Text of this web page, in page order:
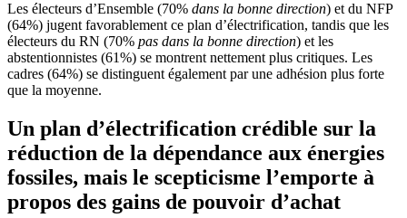
Les électeurs d’Ensemble (70% dans la bonne direction) et du NFP
(64%) jugent favorablement ce plan d’électrification, tandis que les
électeurs du RN (70% pas dans la bonne direction) et les
abstentionnistes (61%) se montrent nettement plus critiques. Les
cadres (64%) se distinguent également par une adhésion plus forte
que la moyenne.
Un plan d’électrification crédible sur la
réduction de la dépendance aux énergies
fossiles, mais le scepticisme l’emporte à
propos des gains de pouvoir d’achat